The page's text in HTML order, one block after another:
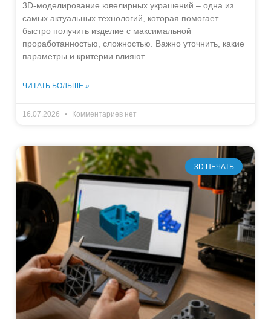
3D-моделирование ювелирных украшений – одна из
самых актуальных технологий, которая помогает
быстро получить изделие с максимальной
проработанностью, сложностью. Важно уточнить, какие
параметры и критерии влияют
ЧИТАТЬ БОЛЬШЕ »
16.07.2026 Комментариев нет
3D ПЕЧАТЬ